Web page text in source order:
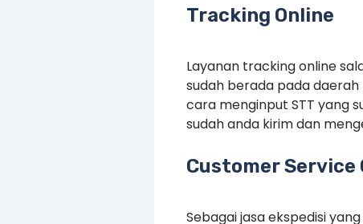
Tracking Online
Layanan tracking online
sudah berada pada
cara menginput STT yang
sudah anda kirim dan
Customer Service
Sebagai jasa ekspedisi